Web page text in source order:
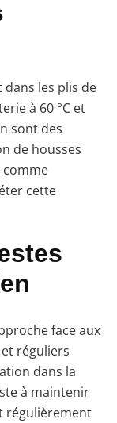
dans les plis de
à 60 °C et
sont des
de housses
cette
face aux
réguliers
dans la
à maintenir
régulièrement